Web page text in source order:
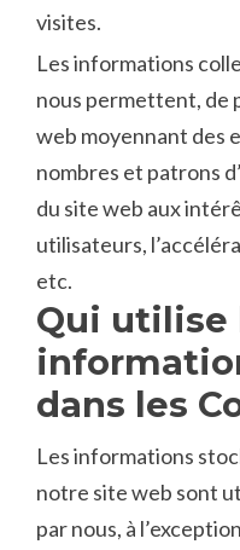
visites.
Les informations
nous permettent, de
web moyennant des
nombres et patrons
du site web aux
utilisateurs,
etc.
Qui utilise
dans les
Les informations
notre site web sont
par nous, à